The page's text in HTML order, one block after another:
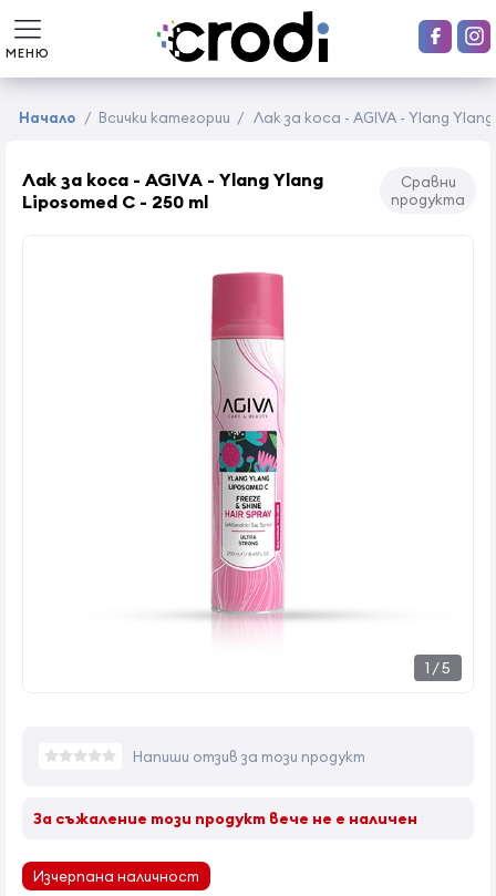
МЕНЮ
Начало / Всички категории / Лак за коса - AGIVA - Ylang
Лак за коса - AGIVA - Ylang Ylang
Liposomed C - 250 ml
Сравни
продукта
1 /5
Напиши отзив за този продукт
За съжаление този продукт вече не е наличен
Изчерпана наличност